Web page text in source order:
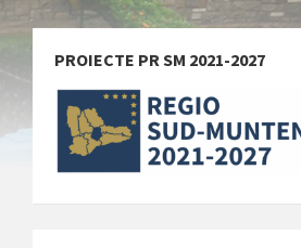
PROIECTE PR SM 2021-2027